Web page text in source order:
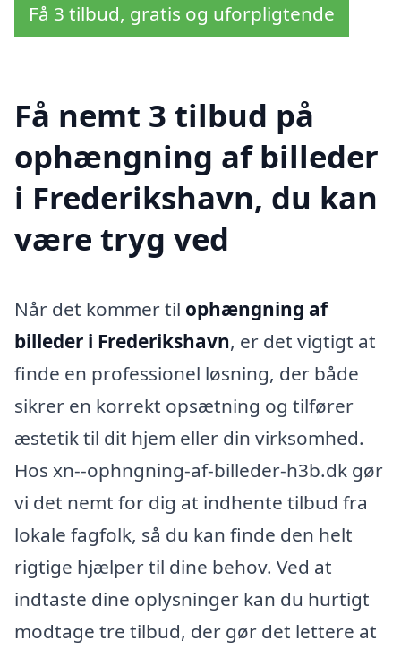
Få 3 tilbud, gratis og uforpligtende
Få nemt 3 tilbud på
ophængning af billeder
i Frederikshavn, du kan
være tryg ved
Når det kommer til ophængning af
billeder i Frederikshavn, er det vigtigt at
finde en professionel løsning, der både
sikrer en korrekt opsætning og tilfører
æstetik til dit hjem eller din virksomhed.
Hos xn--ophngning-af-billeder-h3b.dk gør
vi det nemt for dig at indhente tilbud fra
lokale fagfolk, så du kan finde den helt
rigtige hjælper til dine behov. Ved at
indtaste dine oplysninger kan du hurtigt
modtage tre tilbud, der gør det lettere at